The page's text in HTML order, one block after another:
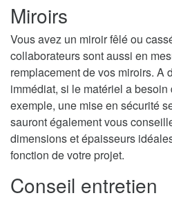
Miroirs
Vous avez un miroir fêlé ou
collaborateurs sont aussi en
remplacement de vos miroirs. A
immédiat, si le matériel a besoin
exemple, une mise en sécurité
sauront également vous
dimensions et épaisseurs
fonction de votre projet.
Conseil entretien